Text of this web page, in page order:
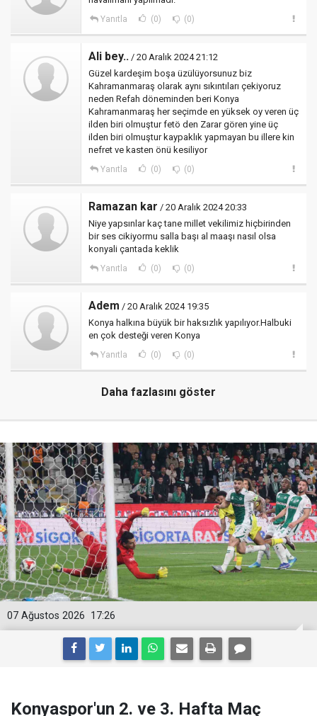
Yanıtla (0) (0)
Ali bey.. / 20 Aralık 2024 21:12
Güzel kardeşim boşa üzülüyorsunuz biz
Kahramanmaraş olarak aynı sıkıntıları çekiyoruz
neden Refah döneminden beri Konya
Kahramanmaraş her seçimde en yüksek oy veren üç
ilden biri olmuştur fetö den Zarar gören yine üç
ilden biri olmuştur kaypaklık yapmayan bu illere kin
nefret ve kasten önü kesiliyor
Yanıtla (0) (0)
Ramazan kar / 20 Aralık 2024 20:33
Niye yapsınlar kaç tane millet vekilimiz hiçbirinden
bir ses cikiyormu salla başı al maaşı nasıl olsa
konyali çantada keklik
Yanıtla (0) (0)
Adem / 20 Aralık 2024 19:35
Konya halkına büyük bir haksızlık yapılıyor.Halbuki
en çok desteği veren Konya
Yanıtla (0) (0)
Daha fazlasını göster
17:26
07 Ağustos 2026
Konyaspor'un 2. ve 3. Hafta Maç